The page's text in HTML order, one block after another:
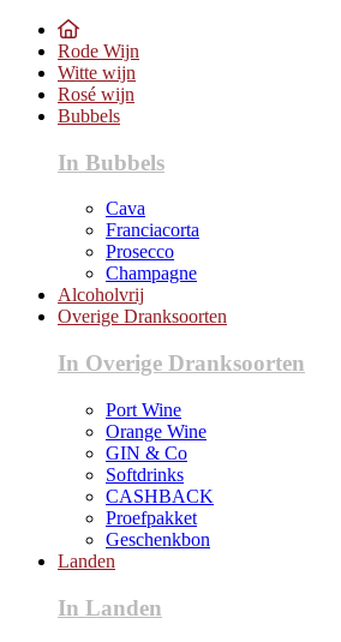
Rode Wijn
Witte wijn
Rosé wijn
Bubbels
In Bubbels
Cava
Franciacorta
Prosecco
Champagne
Alcoholvrij
Overige Dranksoorten
In Overige Dranksoorten
Port Wine
Orange Wine
GIN & Co
Softdrinks
CASHBACK
Proefpakket
Geschenkbon
Landen
In Landen